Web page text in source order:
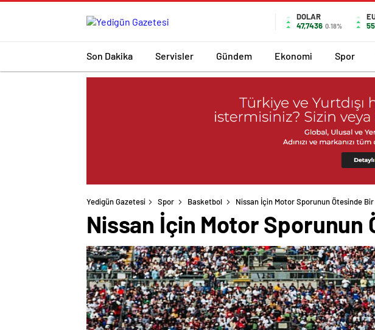
DOLAR
47,7436 0.18%
Son Dakika Servisler Gündem Ekonomi Spor
Yedigün Gazetesi Spor Basketbol Nissan İçin Motor Sporunun Ötesinde
Nissan İçin Motor